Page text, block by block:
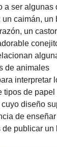
a ser algunas
un caimán, un
un
de animales
interpretar
tipos de
diseño
de
de publicar un